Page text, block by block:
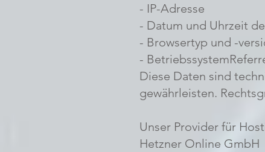
- IP-Adresse
- Datum und Uhrzeit
- Browsertyp und -
-
Diese Daten sind
gewährleisten.
Unser Provider für
Hetzner Online GmbH